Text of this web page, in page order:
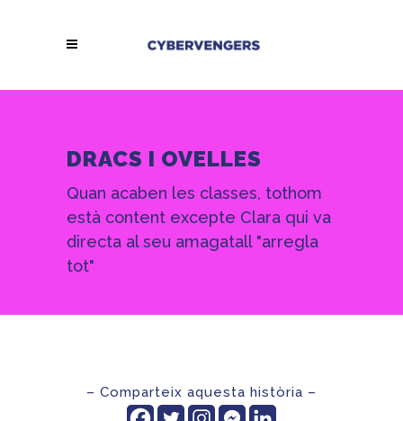
DRACS I OVELLES
Quan acaben les classes, tothom
està content excepte Clara qui va
directa al seu amagatall "arregla
tot"
– Comparteix aquesta història –